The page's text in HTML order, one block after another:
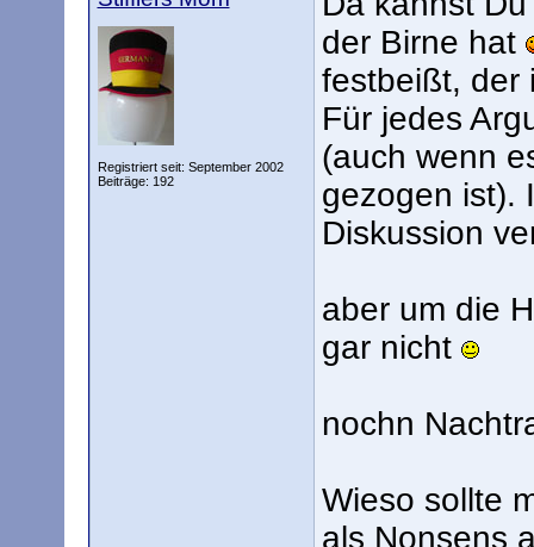
Registriert seit: September 2002
Beiträge: 192
der Birne hat
festbeißt, der
Für jedes
(auch wenn
gezogen ist).
Diskussion
aber um die
gar nicht
nochn
Wieso sollte
als Nonsens